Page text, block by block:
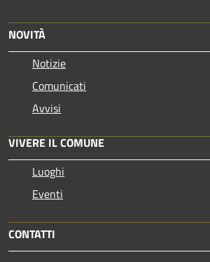
NOVITÀ
Notizie
Comunicati
Avvisi
VIVERE IL COMUNE
Luoghi
Eventi
CONTATTI